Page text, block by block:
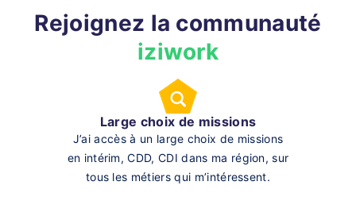
Rejoignez la communauté
iziwork
Large choix de missions
J’ai accès à un large choix de missions
en intérim, CDD, CDI dans ma région, sur
tous les métiers qui m’intéressent.